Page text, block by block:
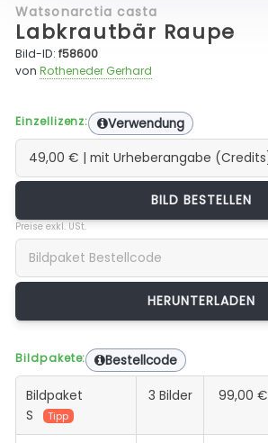
Watsonarctia casta
Labkrautbär Raupe
Bild-ID:f58600
vonRotheneder Gerhard
Einzellizenz: Verwendung
BILD BESTELLEN
Preise exkl. USt.
Bildpakete: Bestellcode
Bildpaket
S
Tipp
3 Bilder 99,00 €